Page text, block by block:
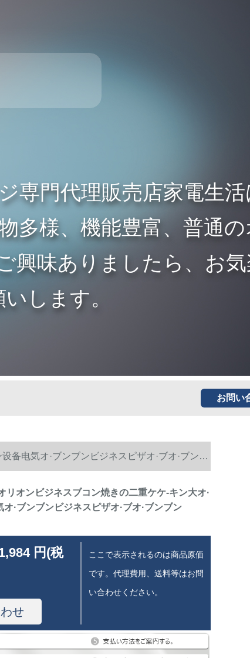
専門代理販売店家電生
多様、機能豊富、普通の
興味ありましたら、お
します。
お問い
备电気オ·ブンブンビジネスピザオ·ブオ·ブンブ
リオンビジネスブコン焼きの二重ケケ-キン大オ·
·ブンブンビジネスピザオ·ブオ·ブンブン
円(税
せ
ここで表示されるのは商品原価
です。代理費用、送料等はお問
い合わせください。